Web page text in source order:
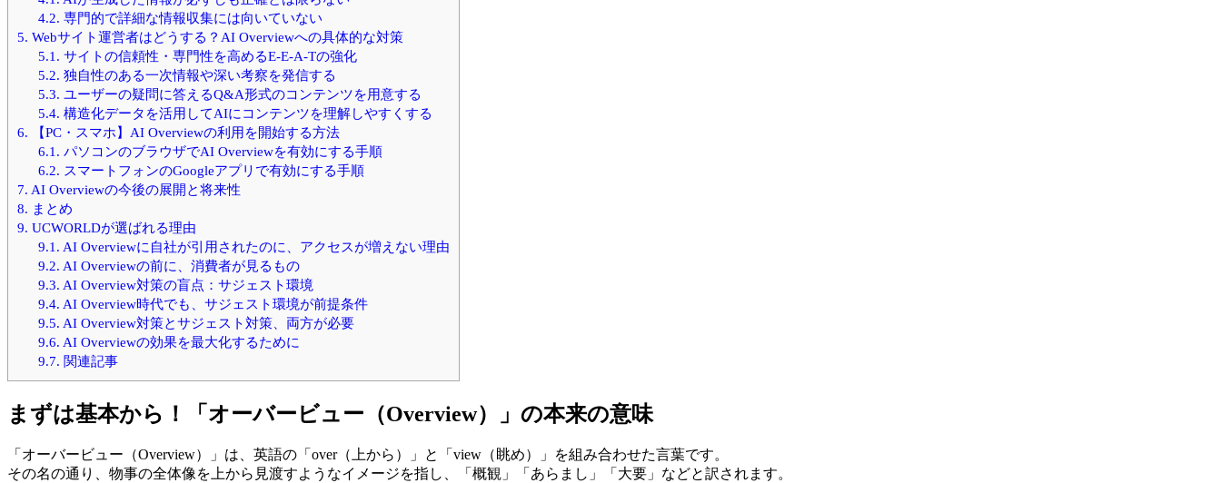
4.2. 専門的で詳細な情報収集には向いていない
5. Webサイト運営者はどうする？AI Overviewへの具体的な対策
5.1. サイトの信頼性・専門性を高めるE-E-A-Tの強化
5.2. 独自性のある一次情報や深い考察を発信する
5.3. ユーザーの疑問に答えるQ&A形式のコンテンツを用意する
5.4. 構造化データを活用してAIにコンテンツを理解しやすくする
6. 【PC・スマホ】AI Overviewの利用を開始する方法
6.1. パソコンのブラウザでAI Overviewを有効にする手順
6.2. スマートフォンのGoogleアプリで有効にする手順
7. AI Overviewの今後の展開と将来性
8. まとめ
9. UCWORLDが選ばれる理由
9.1. AI Overviewに自社が引用されたのに、アクセスが増えない理由
9.2. AI Overviewの前に、消費者が見るもの
9.3. AI Overview対策の盲点：サジェスト環境
9.4. AI Overview時代でも、サジェスト環境が前提条件
9.5. AI Overview対策とサジェスト対策、両方が必要
9.6. AI Overviewの効果を最大化するために
9.7. 関連記事
まずは基本から！「オーバービュー（Overview）」の本来の意味
「オーバービュー（Overview）」は、英語の「over（上から）」と「view（眺め）」を組み合わせた言葉です。
その名の通り、物事の全体像を上から見渡すようなイメージを指し、「概観」「あらまし」「大要」などと訳されます。